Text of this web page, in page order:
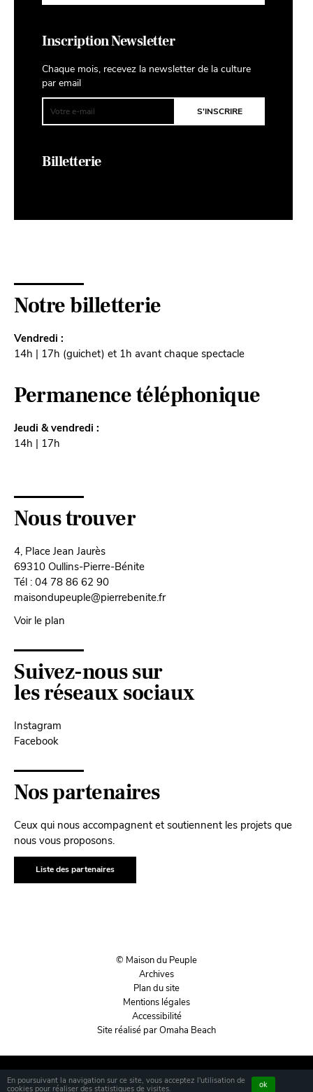
En poursuivant la navigation sur ce site, vous acceptez l'utilisation de
cookies pour réaliser des statistiques de visites.
ok
Inscription Newsletter
Chaque mois, recevez la newsletter de la culture
par email
Billetterie
Notre billetterie
Vendredi :
14h | 17h (guichet) et 1h avant chaque spectacle
Permanence téléphonique
Jeudi & vendredi :
14h | 17h
Nous trouver
4, Place Jean Jaurès
69310 Oullins-Pierre-Bénite
Tél : 04 78 86 62 90
maisondupeuple@pierrebenite.fr
Voir le plan
Suivez-nous sur
les réseaux sociaux
Instagram
Facebook
Nos partenaires
Ceux qui nous accompagnent et soutiennent les projets que
nous vous proposons.
Liste des partenaires
© Maison du Peuple
Archives
Plan du site
Mentions légales
Accessibilité
Site réalisé par Omaha Beach